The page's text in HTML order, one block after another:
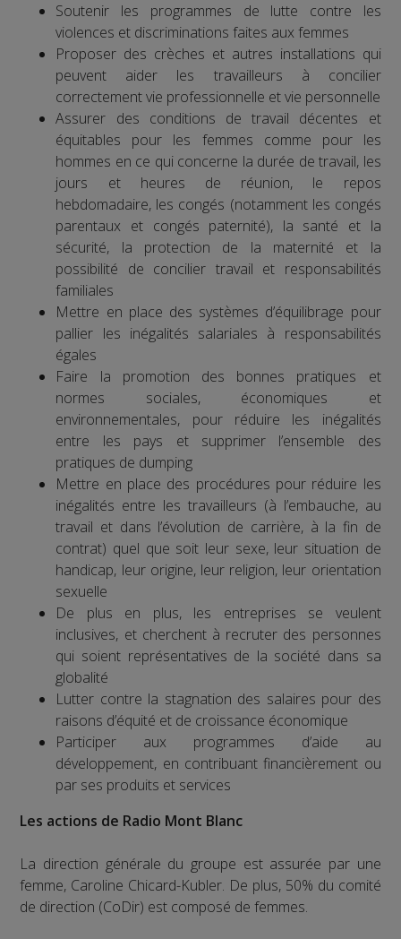
Soutenir les programmes de lutte contre les
violences et discriminations faites aux femmes
Proposer des crèches et autres installations qui
peuvent aider les travailleurs à concilier
correctement vie professionnelle et vie personnelle
Assurer des conditions de travail décentes et
équitables pour les femmes comme pour les
hommes en ce qui concerne la durée de travail, les
jours et heures de réunion, le repos
hebdomadaire, les congés (notamment les congés
parentaux et congés paternité), la santé et la
sécurité, la protection de la maternité et la
possibilité de concilier travail et responsabilités
familiales
Mettre en place des systèmes d’équilibrage pour
pallier les inégalités salariales à responsabilités
égales
Faire la promotion des bonnes pratiques et
normes sociales, économiques et
environnementales, pour réduire les inégalités
entre les pays et supprimer l’ensemble des
pratiques de dumping
Mettre en place des procédures pour réduire les
inégalités entre les travailleurs (à l’embauche, au
travail et dans l’évolution de carrière, à la fin de
contrat) quel que soit leur sexe, leur situation de
handicap, leur origine, leur religion, leur orientation
sexuelle
De plus en plus, les entreprises se veulent
inclusives, et cherchent à recruter des personnes
qui soient représentatives de la société dans sa
globalité
Lutter contre la stagnation des salaires pour des
raisons d’équité et de croissance économique
Participer aux programmes d’aide au
développement, en contribuant financièrement ou
par ses produits et services
Les actions de Radio Mont Blanc
La direction générale du groupe est assurée par une
femme, Caroline Chicard-Kubler. De plus, 50% du comité
de direction (CoDir) est composé de femmes.